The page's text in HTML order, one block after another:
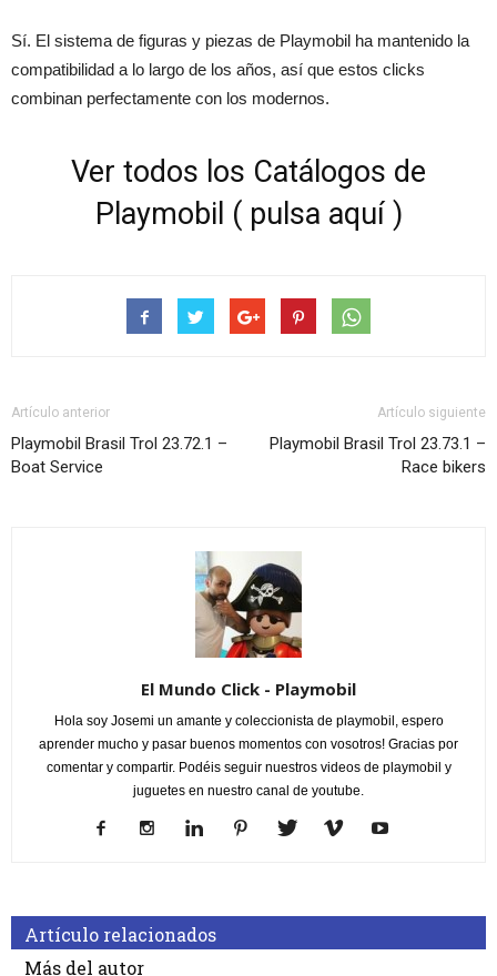
Sí. El sistema de figuras y piezas de Playmobil ha mantenido la
compatibilidad a lo largo de los años, así que estos clicks
combinan perfectamente con los modernos.
Ver todos los Catálogos de
Playmobil ( pulsa aquí )
Artículo anterior
Playmobil Brasil Trol 23.72.1 –
Boat Service
Artículo siguiente
Playmobil Brasil Trol 23.73.1 –
Race bikers
El Mundo Click - Playmobil
Hola soy Josemi un amante y coleccionista de playmobil, espero
aprender mucho y pasar buenos momentos con vosotros! Gracias por
comentar y compartir. Podéis seguir nuestros videos de playmobil y
juguetes en nuestro canal de youtube.
Artículo relacionados
Más del autor